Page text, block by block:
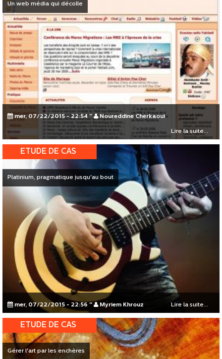
Un web média qui décolle
mer, 07/22/2015 - 22:54" Noureddine Cherkaoui
Lire la suite...
Platinium, pragmatique jusqu'au bout
ETUDE DE CAS
mer, 07/22/2015 - 22:56 " Myriem Khrouz Lire la suite...
Gérer l'art par les enchères
ETUDE DE CAS